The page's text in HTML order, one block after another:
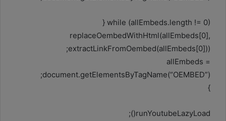
while (allEmbeds.length != 0) {
replaceOembedWithHtml(allEmbeds[0],
extractLinkFromOembed(allEmbeds[0]));
allEmbeds =
document.getElementsByTagName(“OEMBED”);
}
runYoutubeLazyLoad();